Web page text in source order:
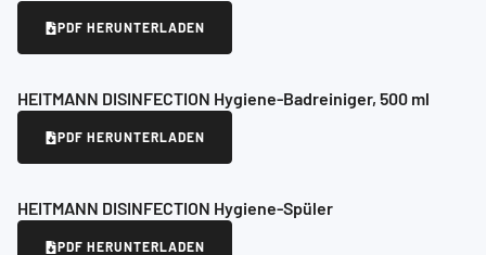
PDF HERUNTERLADEN
HEITMANN DISINFECTION Hygiene-Badreiniger, 500 ml
PDF HERUNTERLADEN
HEITMANN DISINFECTION Hygiene-Spüler
PDF HERUNTERLADEN